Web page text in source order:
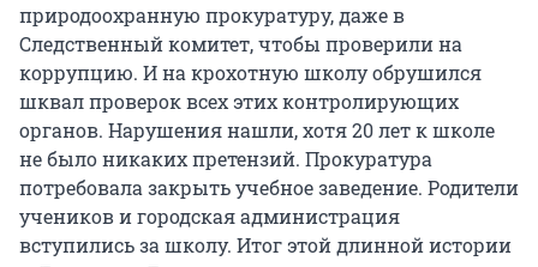
природоохранную прокуратуру, даже в
Следственный комитет, чтобы проверили на
коррупцию. И на крохотную школу обрушился
шквал проверок всех этих контролирующих
органов. Нарушения нашли, хотя 20 лет к школе
не было никаких претензий. Прокуратура
потребовала закрыть учебное заведение. Родители
учеников и городская администрация
вступились за школу. Итог этой длинной истории